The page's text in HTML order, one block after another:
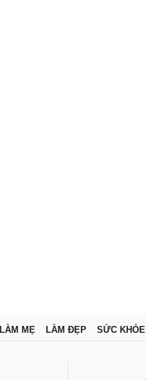
LÀM MẸ LÀM ĐẸP SỨC KHỎE